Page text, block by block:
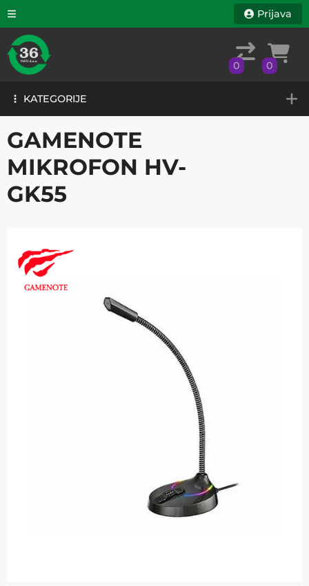
KATEGORIJE
Prijava
0 0
KATEGORIJE
GAMENOTE
MIKROFON HV-
GK55